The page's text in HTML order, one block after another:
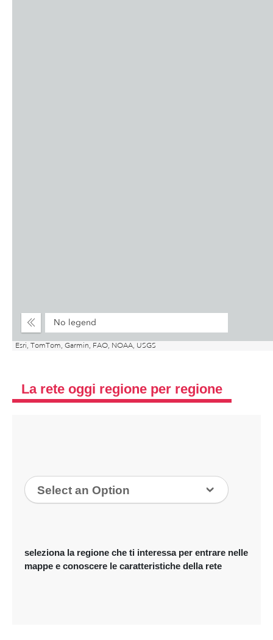
La rete oggi regione per regione
Selezionare
Select an Option
seleziona la regione che ti interessa per entrare nelle
mappe e conoscere le caratteristiche della rete